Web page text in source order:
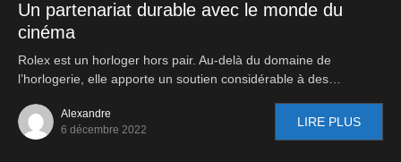
Un partenariat durable avec le monde du
cinéma
Rolex est un horloger hors pair. Au-delà du domaine de
l’horlogerie, elle apporte un soutien considérable à des…
Alexandre
6 décembre 2022
LIRE PLUS